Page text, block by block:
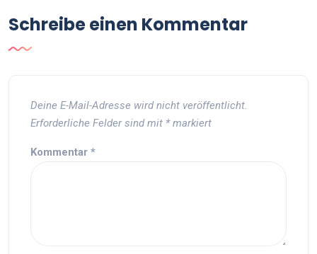
Schreibe einen Kommentar
Deine E-Mail-Adresse wird nicht veröffentlicht.
Erforderliche Felder sind mit *markiert
Kommentar *